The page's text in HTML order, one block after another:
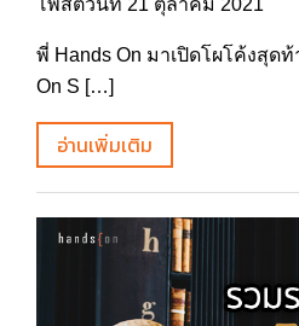
โพสต์วันที่ 21 ตุลาคม 2021
พี่ Hands On มาเปิดโผโค้งสุด
On S […]
อ่านเพิ่มเติม